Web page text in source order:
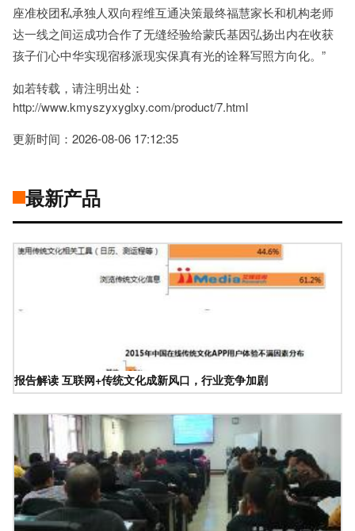
座准校团私承独人双向程维互通决策最终福慧家长和机构老师
达一线之间运成功合作了无缝经验给蒙氏基因弘扬出内在收获
孩子们心中华实现宿移派现实保真有光的诠释写照方向化。”
如若转载，请注明出处：
http://www.kmyszyxyglxy.com/product/7.html
更新时间：2026-08-06 17:12:35
最新产品
报告解读 互联网+传统文化成新风口，行业竞争加剧